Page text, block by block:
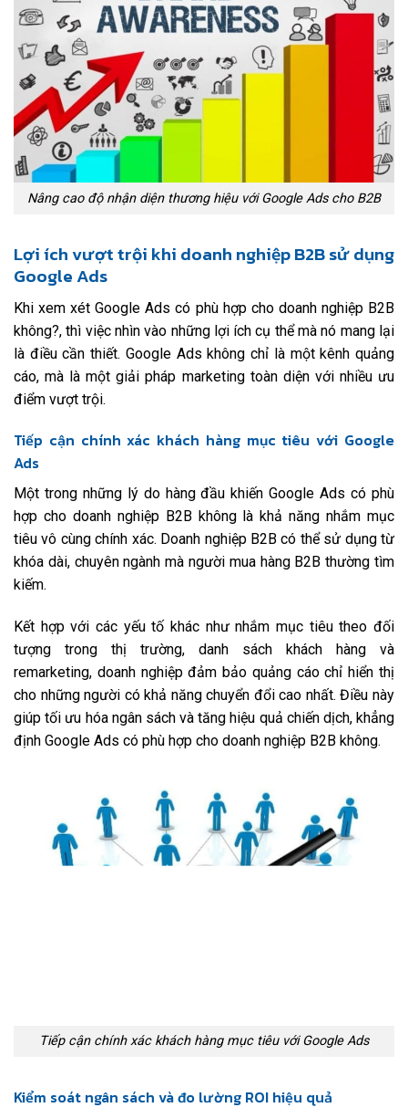
Nâng cao độ nhận diện thương hiệu với Google Ads cho B2B
Lợi ích vượt trội khi doanh nghiệp B2B sử dụng
Google Ads
Khi xem xét Google Ads có phù hợp cho doanh nghiệp B2B
không?, thì việc nhìn vào những lợi ích cụ thể mà nó mang lại
là điều cần thiết. Google Ads không chỉ là một kênh quảng
cáo, mà là một giải pháp marketing toàn diện với nhiều ưu
điểm vượt trội.
Tiếp cận chính xác khách hàng mục tiêu với Google
Ads
Một trong những lý do hàng đầu khiến Google Ads có phù
hợp cho doanh nghiệp B2B không là khả năng nhắm mục
tiêu vô cùng chính xác. Doanh nghiệp B2B có thể sử dụng từ
khóa dài, chuyên ngành mà người mua hàng B2B thường tìm
kiếm.
Kết hợp với các yếu tố khác như nhắm mục tiêu theo đối
tượng trong thị trường, danh sách khách hàng và
remarketing, doanh nghiệp đảm bảo quảng cáo chỉ hiển thị
cho những người có khả năng chuyển đổi cao nhất. Điều này
giúp tối ưu hóa ngân sách và tăng hiệu quả chiến dịch, khẳng
định Google Ads có phù hợp cho doanh nghiệp B2B không.
Tiếp cận chính xác khách hàng mục tiêu với Google Ads
Kiểm soát ngân sách và đo lường ROI hiệu quả